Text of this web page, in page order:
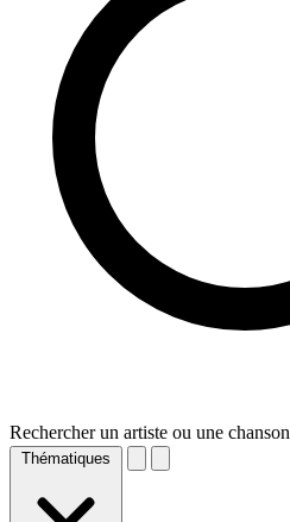
Rechercher un artiste ou une chanson
Thématiques